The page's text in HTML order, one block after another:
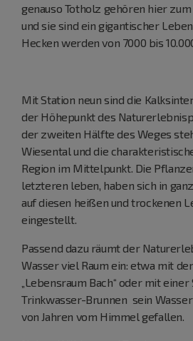
genauso Totholz gehören hier
und sie sind ein gigantischer
Hecken werden von 7000 bis
Mit Station neun sind die
der Höhepunkt des
der zweiten Hälfte des Weges
Wiesental und die
Region im Mittelpunkt. Die
letzteren leben, haben sich in
auf diesen heißen und trockenen
eingestellt.
Passend dazu räumt der
Wasser viel Raum ein: etwa mit
„Lebensraum Bach“ oder mit
Trinkwasser-Brunnen sein
von Jahren vom Himmel gefallen.